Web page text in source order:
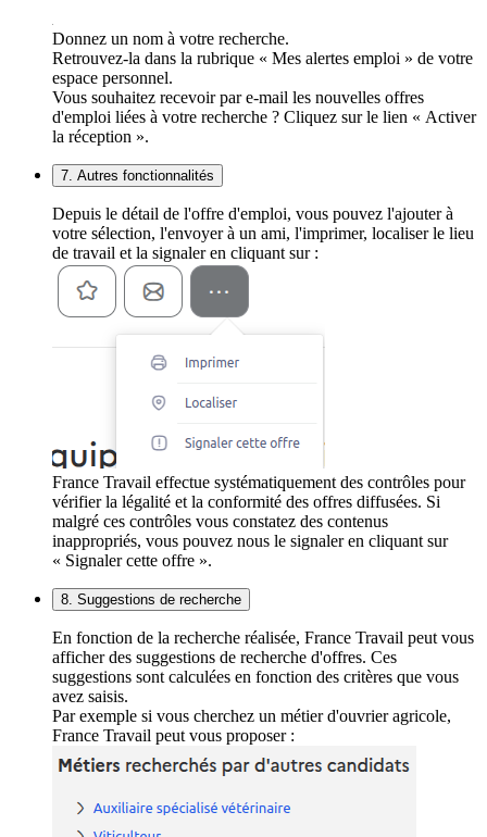
Donnez un nom à votre recherche.
Retrouvez-la dans la rubrique « Mes alertes emploi » de votre
espace personnel.
Vous souhaitez recevoir par e-mail les nouvelles offres
d'emploi liées à votre recherche ? Cliquez sur le lien « Activer
la réception ».
7. Autres fonctionnalités
Depuis le détail de l'offre d'emploi, vous pouvez l'ajouter à
votre sélection, l'envoyer à un ami, l'imprimer, localiser le lieu
de travail et la signaler en cliquant sur :
France Travail effectue systématiquement des contrôles pour
vérifier la légalité et la conformité des offres diffusées. Si
malgré ces contrôles vous constatez des contenus
inappropriés, vous pouvez nous le signaler en cliquant sur
« Signaler cette offre ».
8. Suggestions de recherche
En fonction de la recherche réalisée, France Travail peut vous
afficher des suggestions de recherche d'offres. Ces
suggestions sont calculées en fonction des critères que vous
avez saisis.
Par exemple si vous cherchez un métier d'ouvrier agricole,
France Travail peut vous proposer :